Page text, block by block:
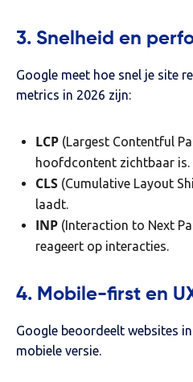
3. Snelheid en
Google meet hoe snel je site
metrics in 2026 zijn:
LCP (Largest Contentful
hoofdcontent zichtbaar is.
CLS (Cumulative Layout
laadt.
INP (Interaction to Next
reageert op interacties.
4. Mobile-first en
Google beoordeelt websites
mobiele versie.